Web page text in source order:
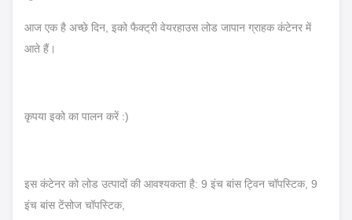
आज एक है अच्छे दिन, इको फैक्ट्री वेयरहाउस लोड जापान ग्राहक कंटेनर में
आते हैं।
कृपया इको का पालन करें :)
इस कंटेनर को लोड उत्पादों की आवश्यकता है: 9 इंच बांस ट्विन चॉपस्टिक, 9
इंच बांस टेंसोज चॉपस्टिक,